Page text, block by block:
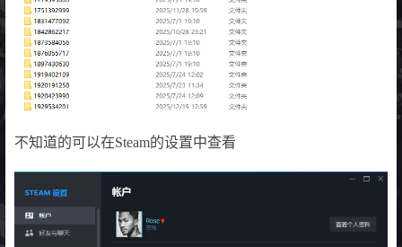
不知道的可以在Steam的设置中查看